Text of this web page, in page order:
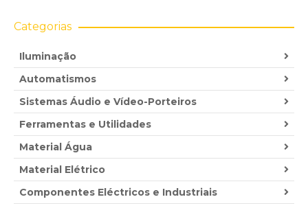
Categorias
Iluminação
Automatismos
Sistemas Áudio e Vídeo-Porteiros
Ferramentas e Utilidades
Material Água
Material Elétrico
Componentes Eléctricos e Industriais